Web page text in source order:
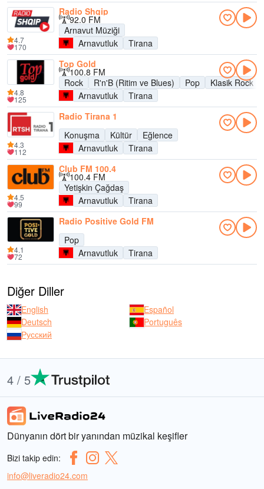
Radio Shqip
92.0 FM
Arnavut Müziği
Arnavutluk
Tirana
4.7
170
Top Gold
100.8 FM
Rock
R'n'B (Ritim ve Blues) Pop
Klasik Rock
Arnavutluk
Tirana
4.8
125
Radio Tirana 1
Konuşma
Kültür
Eğlence
Arnavutluk
Tirana
4.3
112
Club FM 100.4
100.4 FM
Yetişkin Çağdaş
Arnavutluk
Tirana
4.5
99
Radio Positive Gold FM
Pop
Arnavutluk
Tirana
4.1
72
Diğer Diller
English
Español
Deutsch
Português
Русский
4 / 5
Dünyanın dört bir yanından müzikal keşifler
Bizi takip edin:
info@liveradio24.com